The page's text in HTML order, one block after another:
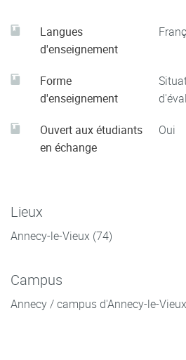
Langues
d'enseignement
Forme
d'enseignement
Ouvert aux étudiants
en échange
Oui
Lieux
Annecy-le-Vieux (74)
Campus
Annecy / campus d'Annecy-le-Vieux